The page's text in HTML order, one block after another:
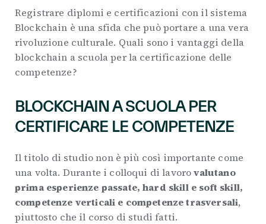
Registrare diplomi e certificazioni con il sistema
Blockchain è una sfida che può portare a una vera
rivoluzione culturale. Quali sono i vantaggi della
blockchain a scuola per la certificazione delle
competenze?
BLOCKCHAIN A SCUOLA PER
CERTIFICARE LE COMPETENZE
Il titolo di studio non è più così importante come
una volta. Durante i colloqui di lavorovalutano
prima esperienze passate, hard skill e soft skill,
competenze verticali e competenze trasversali,
piuttosto che il corso di studi fatti.